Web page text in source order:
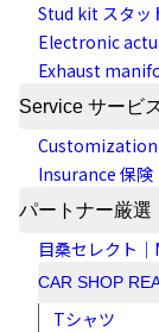
Stud kit スタッ
Electronic
Exhaust
Service サービ
Customization
Insurance 保険
パートナー厳選
目桑セレクト
CAR SHOP
Tシャツ